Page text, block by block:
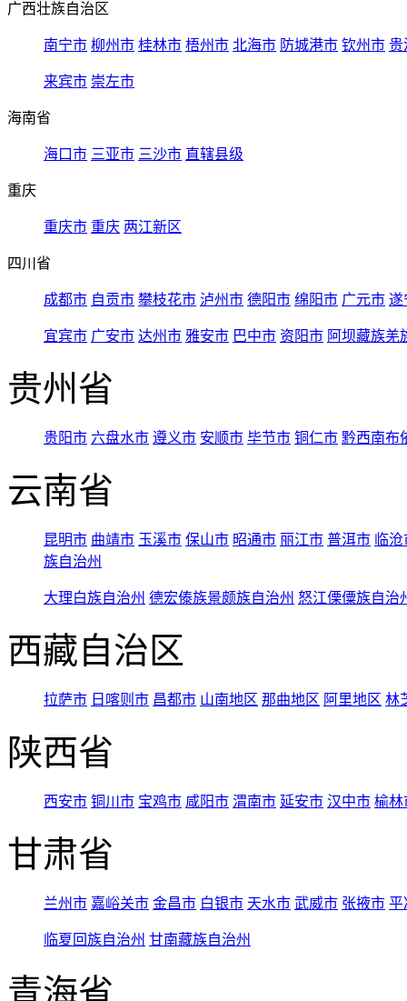
广西壮族自治区
南宁市 柳州市 桂林市 梧州市 北海市 防城港市 钦州市 贵
来宾市 崇左市
海南省
海口市 三亚市 三沙市 直辖县级
重庆
重庆市 重庆 两江新区
四川省
成都市 自贡市 攀枝花市 泸州市 德阳市 绵阳市 广元市 遂
宜宾市 广安市 达州市 雅安市 巴中市 资阳市 阿坝藏族羌
贵州省
贵阳市 六盘水市 遵义市 安顺市 毕节市 铜仁市 黔西南布
云南省
昆明市 曲靖市 玉溪市 保山市 昭通市 丽江市 普洱市 临
族自治州
大理白族自治州 德宏傣族景颇族自治州 怒江傈僳族自治
西藏自治区
拉萨市 日喀则市 昌都市 山南地区 那曲地区 阿里地区 林
陕西省
西安市 铜川市 宝鸡市 咸阳市 渭南市 延安市 汉中市 榆林
甘肃省
兰州市 嘉峪关市 金昌市 白银市 天水市 武威市 张掖市 平
临夏回族自治州 甘南藏族自治州
青海省